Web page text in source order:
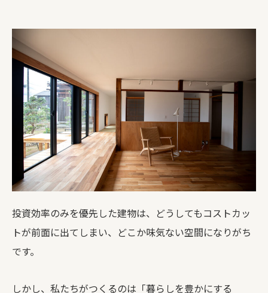
投資効率のみを優先した建物は、どうしてもコストカッ
トが前面に出てしまい、どこか味気ない空間になりがち
です。
しかし、私たちがつくるのは「暮らしを豊かにする